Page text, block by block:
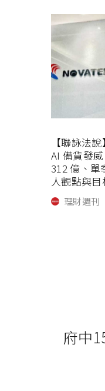
【聯詠法
AI 備貨發
312 億、單
人觀點與
理財週刊
府中